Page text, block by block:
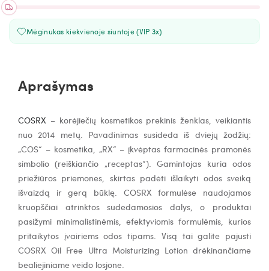
Mėginukas kiekvienoje siuntoje (VIP 3x)
Aprašymas
COSRX – korėjiečių kosmetikos prekinis ženklas, veikiantis
nuo 2014 metų. Pavadinimas susideda iš dviejų žodžių:
„COS“ – kosmetika, „RX“ – įkvėptas farmacinės pramonės
simbolio (reiškiančio „receptas“). Gamintojas kuria odos
priežiūros priemones, skirtas padėti išlaikyti odos sveiką
išvaizdą ir gerą būklę. COSRX formulėse naudojamos
kruopščiai atrinktos sudedamosios dalys, o produktai
pasižymi minimalistinėmis, efektyviomis formulėmis, kurios
pritaikytos įvairiems odos tipams. Visą tai galite pajusti
COSRX Oil Free Ultra Moisturizing Lotion drėkinančiame
bealiejiniame veido losjone.